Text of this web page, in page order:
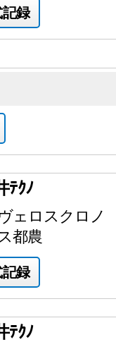
録
ｸﾉ
ェロスクロノ
ス都農
録
ｸﾉ